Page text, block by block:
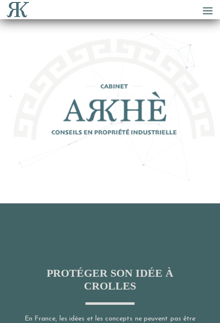
PROTÉGER SON IDÉE À
CROLLES
En France, les idées et les concepts ne peuvent pas être